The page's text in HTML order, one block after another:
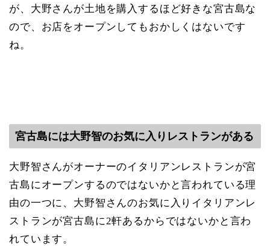
が、大野さんが土地を購入するほど好きな宮古島な
ので、お店をオープンしてもおかしくはないです
ね。
宮古島には大野智のお気に入りレストランがある
大野智さんがオーナーのイタリアンレストランが宮
古島にオープンするのではないかと言われている理
由の一つに、大野智さんのお気に入りイタリアンレ
ストランが宮古島に2軒あるからではないかと言わ
れています。